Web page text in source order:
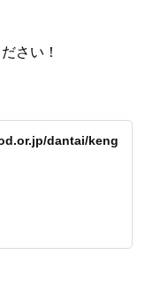
さい！
dantai/keng